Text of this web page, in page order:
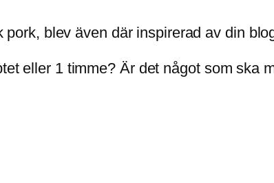
blev även där inspirerad av din
eller 1 timme? Är det något som ska